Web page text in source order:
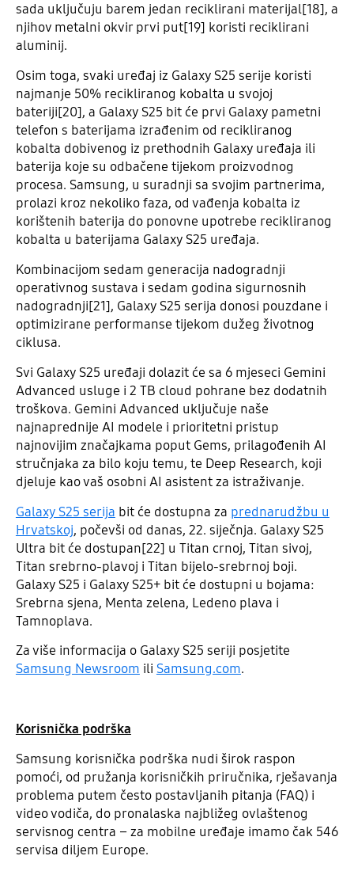
sada uključuju barem jedan reciklirani materijal[18], a
njihov metalni okvir prvi put[19] koristi reciklirani
aluminij.
Osim toga, svaki uređaj iz Galaxy S25 serije koristi
najmanje 50% recikliranog kobalta u svojoj
bateriji[20], a Galaxy S25 bit će prvi Galaxy pametni
telefon s baterijama izrađenim od recikliranog
kobalta dobivenog iz prethodnih Galaxy uređaja ili
baterija koje su odbačene tijekom proizvodnog
procesa. Samsung, u suradnji sa svojim partnerima,
prolazi kroz nekoliko faza, od vađenja kobalta iz
korištenih baterija do ponovne upotrebe recikliranog
kobalta u baterijama Galaxy S25 uređaja.
Kombinacijom sedam generacija nadogradnji
operativnog sustava i sedam godina sigurnosnih
nadogradnji[21], Galaxy S25 serija donosi pouzdane i
optimizirane performanse tijekom dužeg životnog
ciklusa.
Svi Galaxy S25 uređaji dolazit će sa 6 mjeseci Gemini
Advanced usluge i 2 TB cloud pohrane bez dodatnih
troškova. Gemini Advanced uključuje naše
najnaprednije AI modele i prioritetni pristup
najnovijim značajkama poput Gems, prilagođenih AI
stručnjaka za bilo koju temu, te Deep Research, koji
djeluje kao vaš osobni AI asistent za istraživanje.
Galaxy S25 serija bit će dostupna za prednarudžbu u
Hrvatskoj, počevši od danas, 22. siječnja. Galaxy S25
Ultra bit će dostupan[22] u Titan crnoj, Titan sivoj,
Titan srebrno-plavoj i Titan bijelo-srebrnoj boji.
Galaxy S25 i Galaxy S25+ bit će dostupni u bojama:
Srebrna sjena, Menta zelena, Ledeno plava i
Tamnoplava.
Za više informacija o Galaxy S25 seriji posjetite
Samsung Newsroom ili Samsung.com.
Korisnička podrška
Samsung korisnička podrška nudi širok raspon
pomoći, od pružanja korisničkih priručnika, rješavanja
problema putem često postavljanih pitanja (FAQ) i
video vodiča, do pronalaska najbližeg ovlaštenog
servisnog centra – za mobilne uređaje imamo čak 546
servisa diljem Europe.